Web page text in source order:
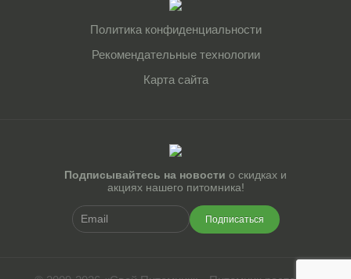
Политика конфиденциальности
Рекомендательные технологии
Карта сайта
Подписывайтесь на новости о скидках и
акциях нашего питомника!
Подписаться